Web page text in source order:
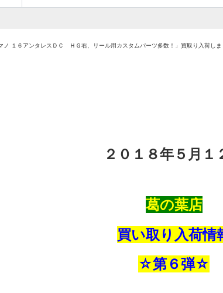
ノ １６アンタレスＤＣ ＨＧ右、リール用カスタムパーツ多数！」買取り入荷し
２０１８年５月１
葛の葉店
買い取り入荷情
☆第６弾☆